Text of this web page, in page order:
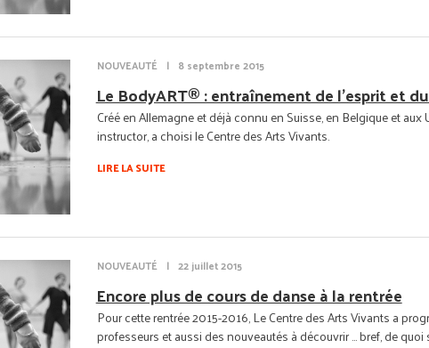
NOUVEAUTÉ | 8 septembre 2015
Le BodyART® : entraînement de l'esprit et
Créé en Allemagne et déjà connu en Suisse, en Belgique et aux
instructor, a choisi le Centre des Arts Vivants.
LIRE LA SUITE
NOUVEAUTÉ | 22 juillet 2015
Encore plus de cours de danse à la rentrée
Pour cette rentrée 2015-2016, Le Centre des Arts Vivants a
professeurs et aussi des nouveautés à découvrir ... bref, de